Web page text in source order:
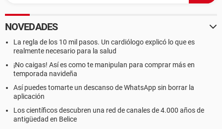
NOVEDADES
La regla de los 10 mil pasos. Un cardiólogo explicó lo que es
realmente necesario para la salud
¡No caigas! Así es como te manipulan para comprar más en
temporada navideña
Así puedes tomarte un descanso de WhatsApp sin borrar la
aplicación
Los científicos descubren una red de canales de 4.000 años de
antigüedad en Belice